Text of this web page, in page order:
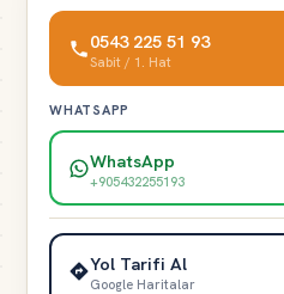
0543 225 51 93
Sabit / 1. Hat
WHATSAPP
WhatsApp
+905432255193
Yol Tarifi Al
Google Haritalar